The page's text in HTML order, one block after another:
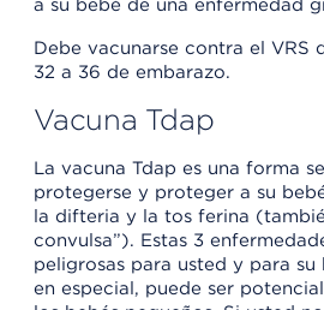
a su bebé de una enfermedad
Debe vacunarse contra el VRS
32 a 36 de embarazo.
Vacuna Tdap
La vacuna Tdap es una forma
protegerse y proteger a su
la difteria y la tos ferina
convulsa”). Estas 3
peligrosas para usted y para su
en especial, puede ser